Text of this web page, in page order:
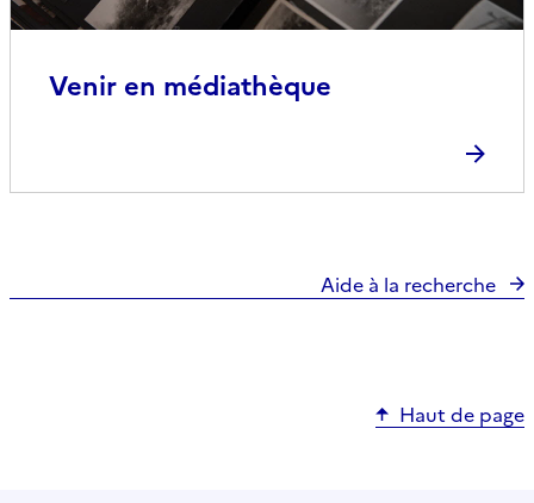
Venir en médiathèque
Aide à la recherche
Haut de page